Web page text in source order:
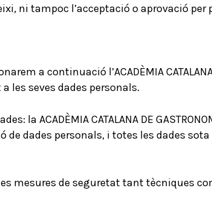
tampoc l’acceptació o aprovació per
a continuació l’ACADÈMIA CATALANA
les seves dades personals.
la ACADÈMIA CATALANA DE
dades personals, i totes les dades
mesures de seguretat tant tècniques